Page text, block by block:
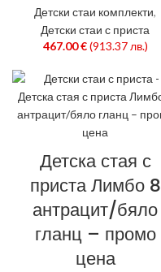
Детски стаи комплекти,
Детски стаи с приста
467.00€ (913.37 лв.)
Детска стая с
приста Лимбо 8
антрацит/бяло
гланц – промо
цена